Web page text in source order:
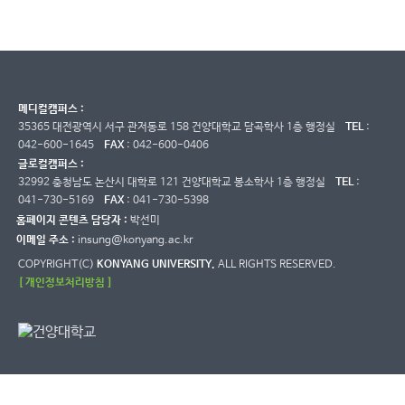
메디컬캠퍼스 :
35365 대전광역시 서구 관저동로 158 건양대학교 담곡학사 1층 행정실
TEL:
042-600-1645
FAX : 042-600-0406
글로컬캠퍼스 :
32992 충청남도 논산시 대학로 121 건양대학교 봉소학사 1층 행정실
TEL:
041-730-5169
FAX : 041-730-5398
홈페이지 콘텐츠 담당자 : 박선미
이메일 주소 : insung@konyang.ac.kr
COPYRIGHT(C) KONYANG UNIVERSITY. ALL RIGHTS RESERVED.
[ 개인정보처리방침 ]